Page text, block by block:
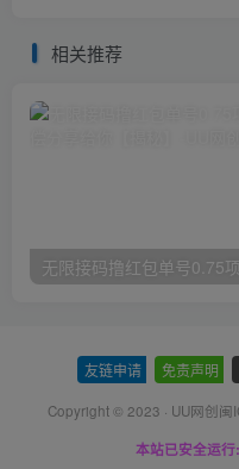
相关推荐
友链申请 免责声明
Copyright © 2023 · UU网创
本站已安全运行: